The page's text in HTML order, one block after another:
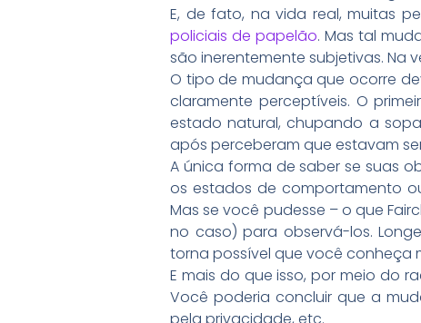
E, de fato, na vida real, muitas
policiais de papelão. Mas tal
são inerentemente subjetivas. Na
O tipo de mudança que ocorre
claramente perceptíveis. O
estado natural, chupando a
após perceberam que estavam
A única forma de saber se suas
os estados de comportamento
Mas se você pudesse – o que
no caso) para observá-los.
torna possível que você conheça
E mais do que isso, por meio do
Você poderia concluir que a